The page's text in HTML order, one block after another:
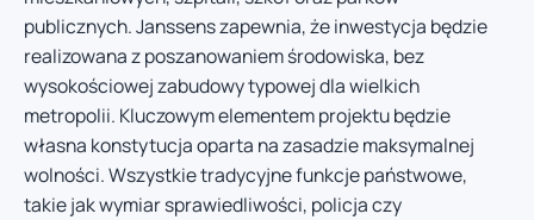
publicznych. Janssens zapewnia, że inwestycja będzie
realizowana z poszanowaniem środowiska, bez
wysokościowej zabudowy typowej dla wielkich
metropolii. Kluczowym elementem projektu będzie
własna konstytucja oparta na zasadzie maksymalnej
wolności. Wszystkie tradycyjne funkcje państwowe,
takie jak wymiar sprawiedliwości, policja czy